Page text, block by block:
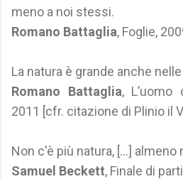
meno a noi stessi.
Romano Battaglia, Foglie,
La natura è grande anche
Romano Battaglia,
2011 [cfr. citazione di Plinio il
Non c'è più natura, [...] almeno
Samuel Beckett, Finale di